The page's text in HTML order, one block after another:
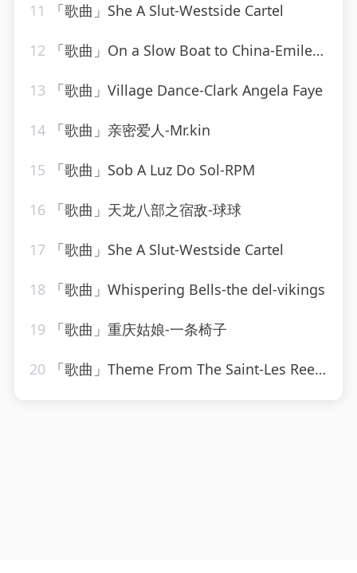
11 「歌曲」She A Slut-Westside Cartel
12 「歌曲」On a Slow Boat to China-Emile Ford & The Checkmates
13 「歌曲」Village Dance-Clark Angela Faye
14 「歌曲」亲密爱人-Mr.kin
15 「歌曲」Sob A Luz Do Sol-RPM
16 「歌曲」天龙八部之宿敌-球球
17 「歌曲」She A Slut-Westside Cartel
18 「歌曲」Whispering Bells-the del-vikings
19 「歌曲」重庆姑娘-一条椅子
20 「歌曲」Theme From The Saint-Les Reed Brass